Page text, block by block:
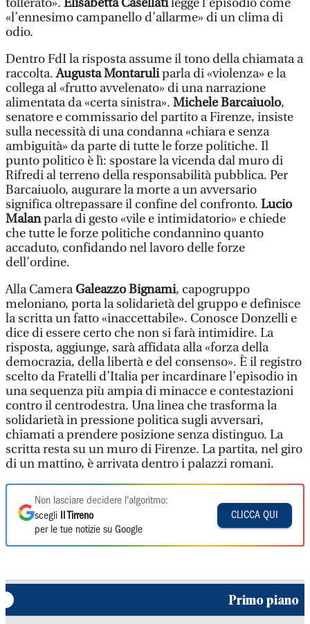
tollerato». Elisabetta Casellatilegge l’episodio come
«l’ennesimo campanello d’allarme» di un clima di
odio.
Dentro FdI la risposta assume il tono della chiamata a
raccolta.Augusta Montaruliparla di «violenza» e la
collega al «frutto avvelenato» di una narrazione
alimentata da «certa sinistra». Michele Barcaiuolo,
senatore e commissario del partito a Firenze, insiste
sulla necessità di una condanna «chiara e senza
ambiguità» da parte di tutte le forze politiche. Il
punto politico è lì: spostare la vicenda dal muro di
Rifredi al terreno della responsabilità pubblica. Per
Barcaiuolo, augurare la morte a un avversario
significa oltrepassare il confine del confronto. Lucio
Malanparla di gesto «vile e intimidatorio» e chiede
che tutte le forze politiche condannino quanto
accaduto, confidando nel lavoro delle forze
dell’ordine.
Alla CameraGaleazzo Bignami, capogruppo
meloniano, porta la solidarietà del gruppo e definisce
la scritta un fatto «inaccettabile». Conosce Donzelli e
dice di essere certo che non si farà intimidire. La
risposta, aggiunge, sarà affidata alla «forza della
democrazia, della libertà e del consenso». È il registro
scelto da Fratelli d’Italia per incardinare l’episodio in
una sequenza più ampia di minacce e contestazioni
contro il centrodestra. Una linea che trasforma la
solidarietà in pressione politica sugli avversari,
chiamati a prendere posizione senza distinguo. La
scritta resta su un muro di Firenze. La partita, nel giro
di un mattino, è arrivata dentro i palazzi romani.
Non lasciare decidere l'algoritmo:
scegli
Il Tirreno
per le tue notizie su Google
CLICCA QUI
Primo piano